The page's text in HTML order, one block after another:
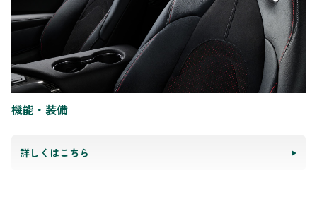
機能・装備
詳しくはこちら